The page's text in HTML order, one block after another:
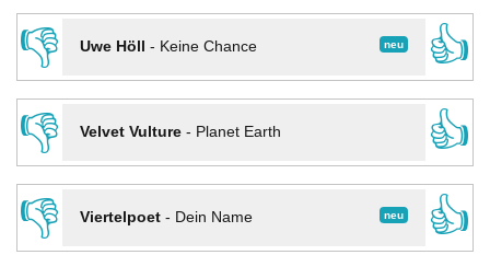
👎
neu
Uwe Höll - Keine Chance
👍
👎
Velvet Vulture- Planet Earth
👍
👎
neu
Viertelpoet- Dein Name
👍